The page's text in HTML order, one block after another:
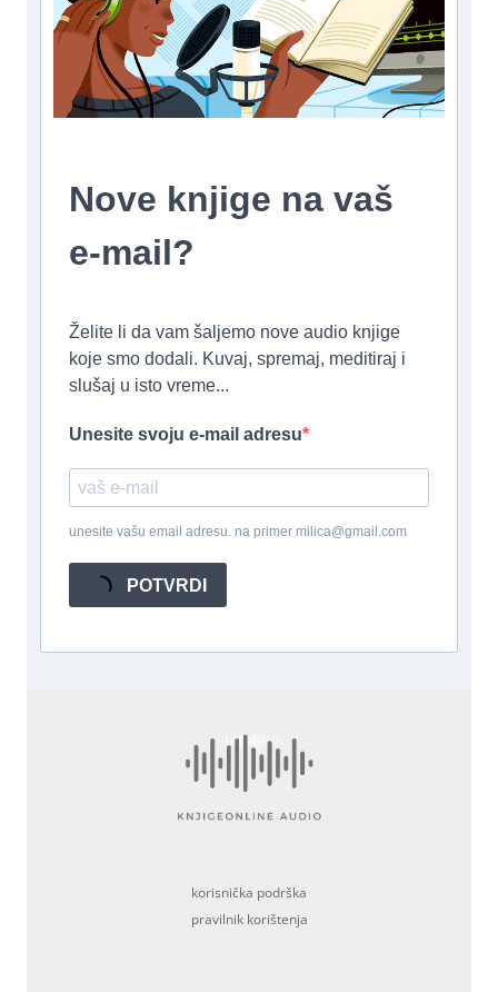
Nove knjige na vaš
e-mail?
Želite li da vam šaljemo nove audio knjige
koje smo dodali. Kuvaj, spremaj, meditiraj i
slušaj u isto vreme...
Unesite svoju e-mail adresu
unesite vašu email adresu. na primer milica@gmail.com
POTVRDI
korisnička podrška
pravilnik korištenja